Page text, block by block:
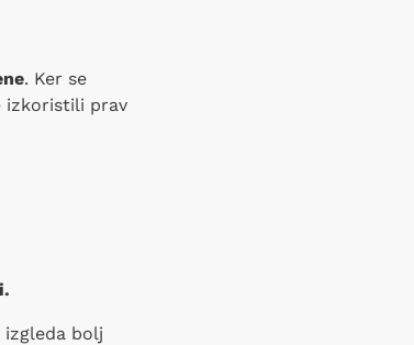
. Ker se
izkoristili prav
bolj